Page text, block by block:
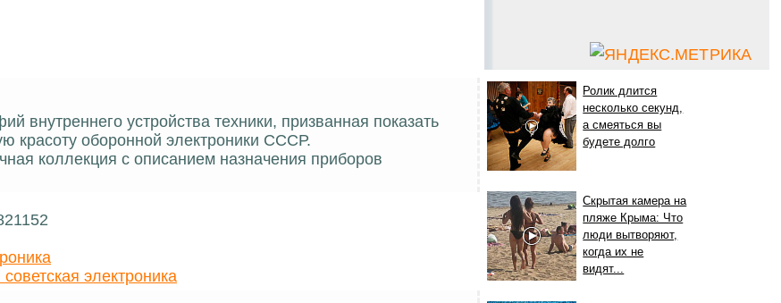
Ролик длится
несколько секунд,
а смеяться вы
будете долго
Скрытая камера на
пляже Крыма: Что
люди вытворяют,
когда их не
видят...
внутреннего устройства техники, призванная показать
красоту оборонной электроники СССР.
коллекция с описанием назначения приборов
электроника